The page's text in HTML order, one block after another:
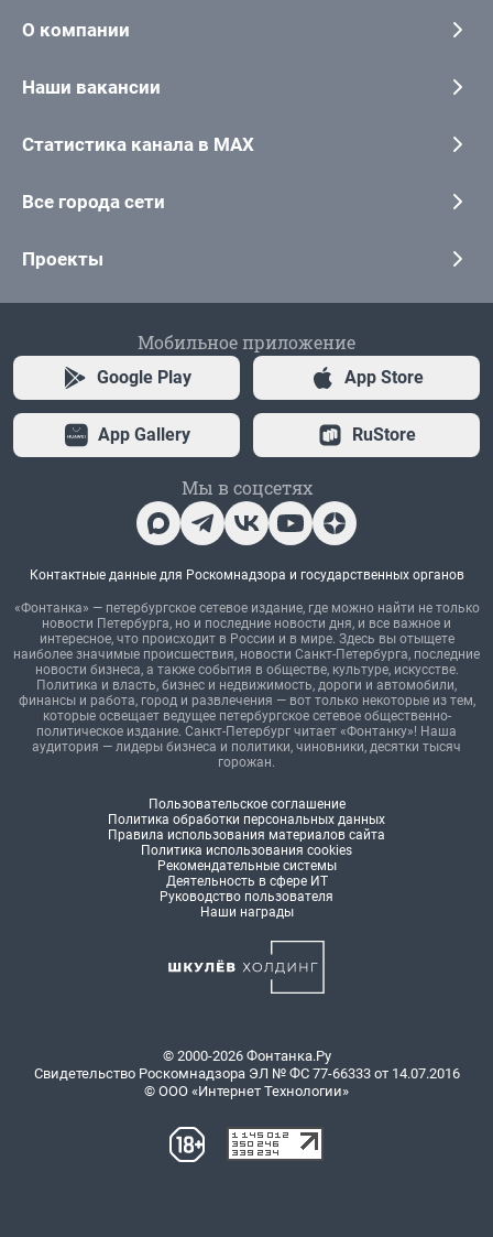
О компании
Наши вакансии
Статистика канала в MAX
Все города сети
Проекты
Мобильное приложение
Google Play App Store
App Gallery RuStore
Мы в соцсетях
Контактные данные для Роскомнадзора и государственных органов
«Фонтанка» — петербургское сетевое издание, где можно найти не только
новости Петербурга, но и последние новости дня, и все важное и
интересное, что происходит в России и в мире. Здесь вы отыщете
наиболее значимые происшествия, новости Санкт-Петербурга, последние
новости бизнеса, а также события в обществе, культуре, искусстве.
Политика и власть, бизнес и недвижимость, дороги и автомобили,
финансы и работа, город и развлечения — вот только некоторые из тем,
которые освещает ведущее петербургское сетевое общественно-
политическое издание. Санкт-Петербург читает «Фонтанку»! Наша
аудитория — лидеры бизнеса и политики, чиновники, десятки тысяч
горожан.
Пользовательское соглашение
Политика обработки персональных данных
Правила использования материалов сайта
Политика использования cookies
Рекомендательные системы
Деятельность в сфере ИТ
Руководство пользователя
Наши награды
© 2000-2026 Фонтанка.Ру
Свидетельство Роскомнадзора ЭЛ № ФС 77-66333 от 14.07.2016
© ООО «Интернет Технологии»